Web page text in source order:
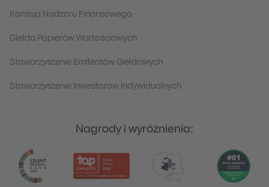
Komisja Nadzoru Finansowego
Giełda Papierów Wartościowych
Stowarzyszenie Emitentów Giełdowych
Stowarzyszenie Inwestorów Indywidualnych
Nagrody i wyróżnienia: